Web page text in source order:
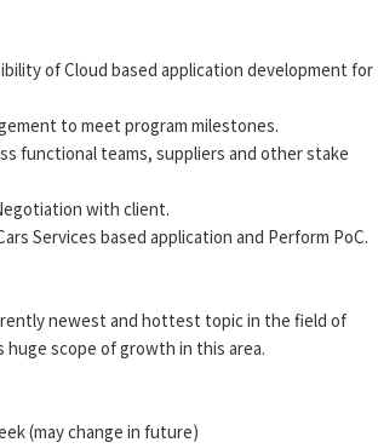
of Cloud based application development for
to meet program milestones.
functional teams, suppliers and other stake
with client.
Services based application and Perform PoC.
newest and hottest topic in the field of
scope of growth in this area.
(may change in future)